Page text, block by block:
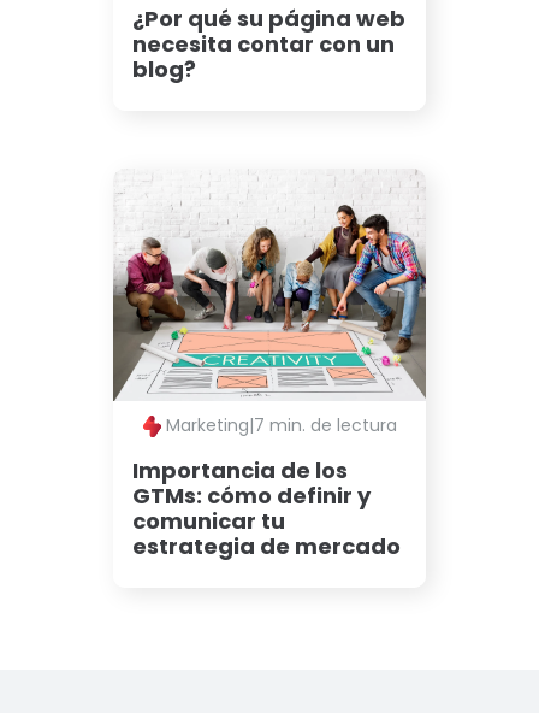
¿Por qué su página web
necesita contar con un
blog?
Marketing|7 min. de lectura
Importancia de los
GTMs: cómo definir y
comunicar tu
estrategia de mercado